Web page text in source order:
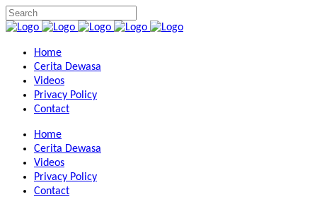
Home
Cerita Dewasa
Videos
Privacy Policy
Contact
Home
Cerita Dewasa
Videos
Privacy Policy
Contact